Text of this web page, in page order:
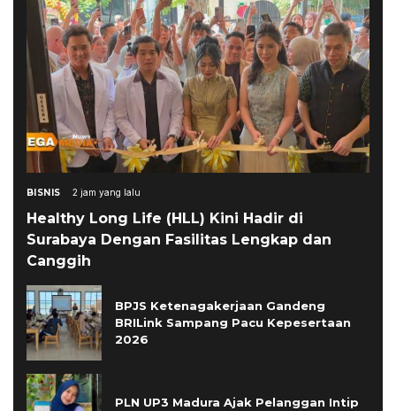
BISNIS 2 jam yang lalu
Healthy Long Life (HLL) Kini Hadir di
Surabaya Dengan Fasilitas Lengkap dan
Canggih
BPJS Ketenagakerjaan Gandeng
BRILink Sampang Pacu Kepesertaan
2026
PLN UP3 Madura Ajak Pelanggan Intip